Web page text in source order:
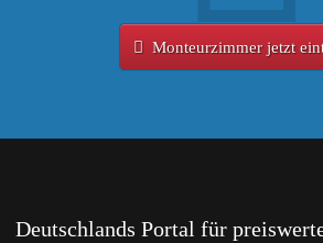
Monteurzimmer jetzt
Deutschlands Portal für